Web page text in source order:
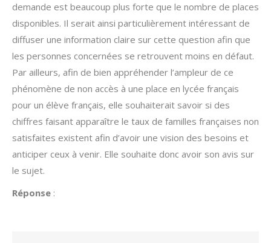
demande est beaucoup plus forte que le nombre de places
disponibles. Il serait ainsi particulièrement intéressant de
diffuser une information claire sur cette question afin que
les personnes concernées se retrouvent moins en défaut.
Par ailleurs, afin de bien appréhender l’ampleur de ce
phénomène de non accès à une place en lycée français
pour un élève français, elle souhaiterait savoir si des
chiffres faisant apparaître le taux de familles françaises non
satisfaites existent afin d’avoir une vision des besoins et
anticiper ceux à venir. Elle souhaite donc avoir son avis sur
le sujet.
Réponse :